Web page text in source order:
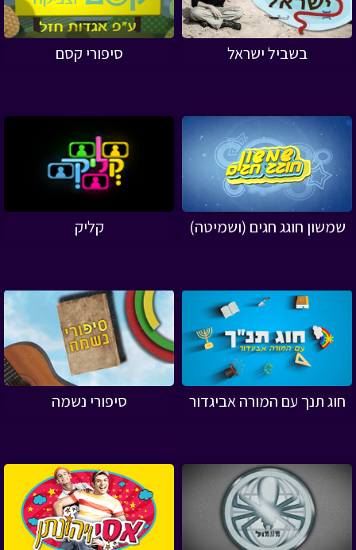
בשביל ישראל סיפורי קסם
שמשון חוגג חגים (ושמיטה) קליק
חוג תנך עם המורה אביגדור סיפורי נשמה